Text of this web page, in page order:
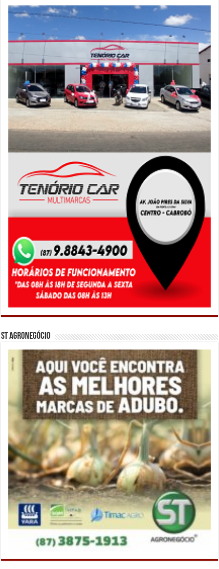
ST Agronegócio